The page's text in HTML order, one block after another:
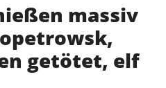
AGENTUR
Über uns
massiv
getötet, elf